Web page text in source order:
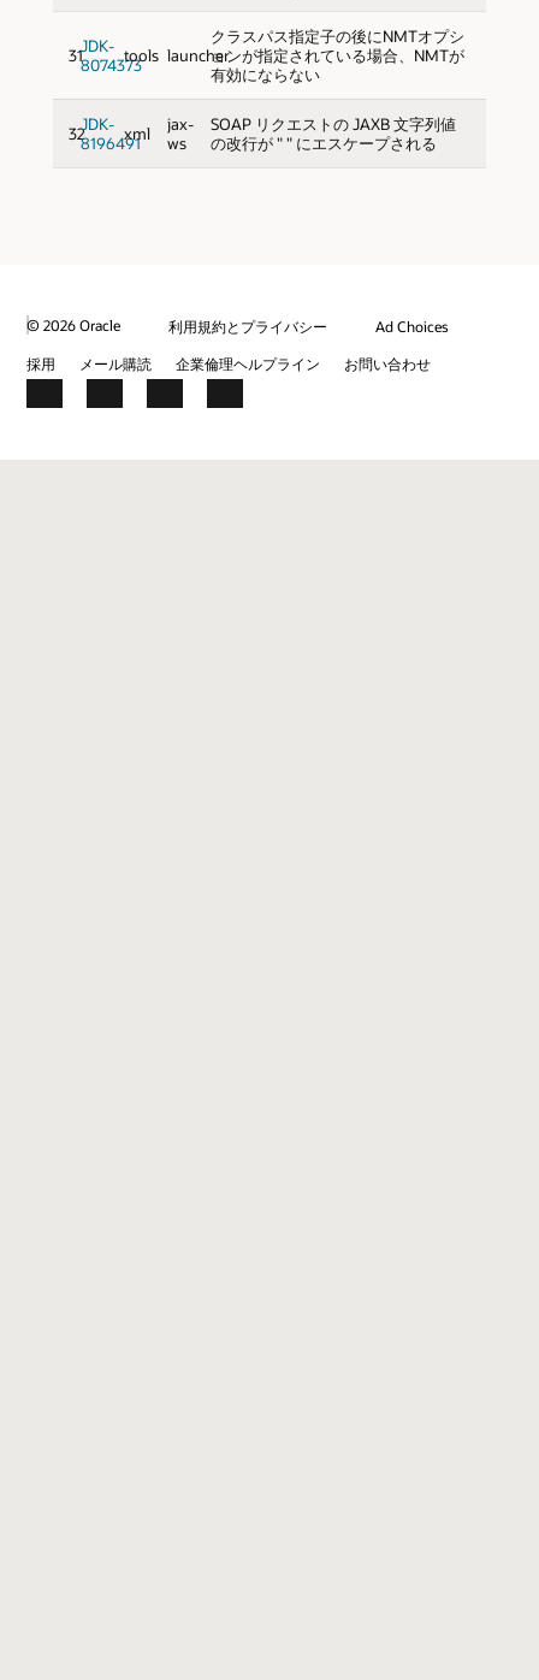
31JDK-
8074373tools launcher
クラスパス指定子の後にNMTオプシ
ョンが指定されている場合、NMTが
有効にならない
32JDK-
8196491
xml
jax-
ws
SOAP リクエストの JAXB 文字列値
の改行が " " にエスケープされる
© 2026 Oracle 利用規約とプライバシー
Ad Choices
採用
メール購読 企業倫理ヘルプライン お問い合わせ
Facebook
X LinkedInYouTube